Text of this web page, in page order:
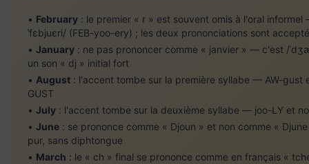
• February : le premier « r » est souvent omis à l'oral
ˈfɛbjuɛri/ (FEB-yoo-ery) ; les deux prononciations sont
• January : ne pas prononcer comme « janvier » — c'est /
un son « dj » initial fort
• August : l'accent tombe sur la première syllabe — AW-gust
GUST
• July : l'accent tombe sur la deuxième syllabe — joo-LY et
• June : se prononce comme « Djoun » et non comme «
pur, sans diphtongue
• March : le « ch » final se prononce comme en français «